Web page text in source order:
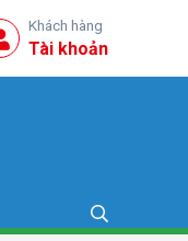
Khách hàng
Tài khoản